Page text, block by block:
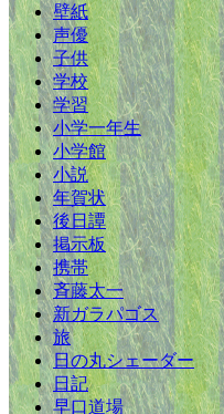
壁紙
声優
子供
学校
学習
小学一年生
小学館
小説
年賀状
後日譚
掲示板
携帯
斉藤太一
新ガラパゴス
旅
日の丸シェーダー
日記
早口道場